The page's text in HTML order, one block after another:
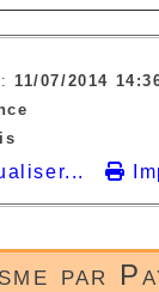
par
11/07/2014